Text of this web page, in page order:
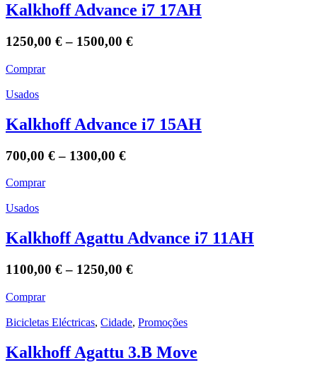
Kalkhoff Advance i7 17AH
1250,00 €– 1500,00 €
Comprar
Usados
Kalkhoff Advance i7 15AH
700,00 €– 1300,00 €
Comprar
Usados
Kalkhoff Agattu Advance i7 11AH
1100,00 €– 1250,00 €
Comprar
Bicicletas Eléctricas, Cidade, Promoções
Kalkhoff Agattu 3.B Move